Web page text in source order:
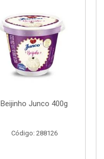
Beijinho Junco 400g
Código: 288126